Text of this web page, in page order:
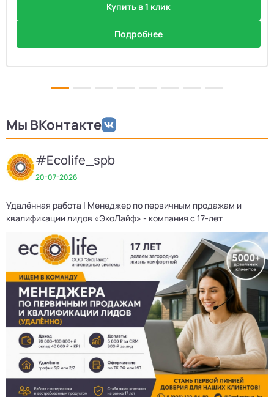
Купить в 1 клик
Подробнее
Мы ВКонтакте
#Ecolife_spb
20-07-2026
Удалённая работа | Менеджер по первичным продажам и
квалификации лидов «ЭкоЛайф» - компания с 17-лет